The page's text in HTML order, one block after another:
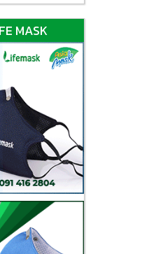
MASK